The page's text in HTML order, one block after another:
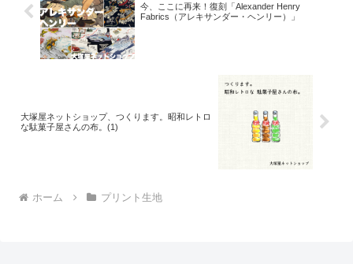
今、ここに再来！復刻「Alexander Henry
Fabrics（アレキサンダー・ヘンリー）」
大塚屋ネットショップ、つくります。昭和レトロ
な駄菓子屋さんの布。(1)
ホーム プリント生地